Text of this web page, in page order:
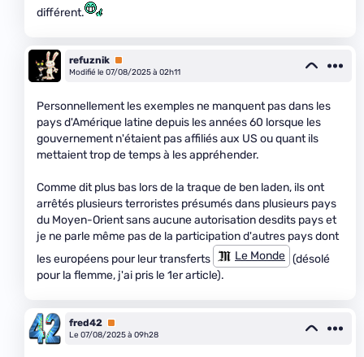
différent.
refuznik Premium
Modifié le 07/08/2025 à 02h11
Personnellement les exemples ne manquent pas dans les
pays d'Amérique latine depuis les années 60 lorsque les
gouvernement n'étaient pas affiliés aux US ou quant ils
mettaient trop de temps à les appréhender.
Comme dit plus bas lors de la traque de ben laden, ils ont
arrêtés plusieurs terroristes présumés dans plusieurs pays
du Moyen-Orient sans aucune autorisation desdits pays et
je ne parle même pas de la participation d'autres pays dont
les européens pour leur transferts
Le Monde (désolé
pour la flemme, j'ai pris le 1er article).
fred42 Premium
Le 07/08/2025 à 09h28